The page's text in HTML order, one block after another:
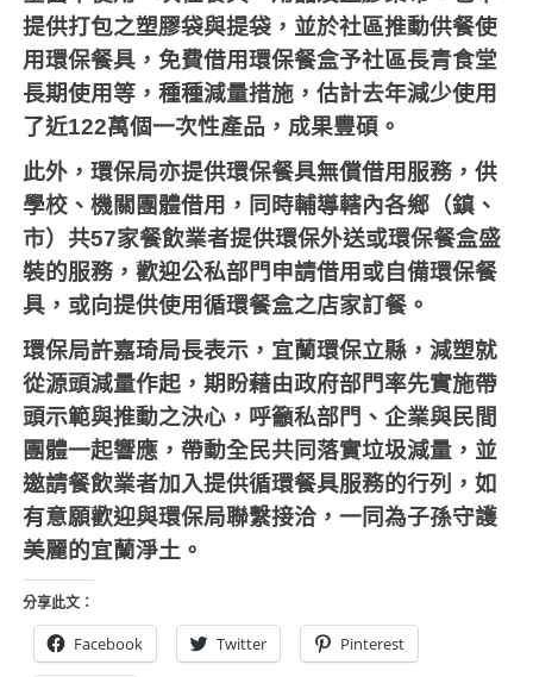
提供打包之塑膠袋與提袋，並於社區推動供餐使
用環保餐具，免費借用環保餐盒予社區長青食堂
長期使用等，種種減量措施，估計去年減少使用
了近122萬個一次性產品，成果豐碩。
此外，環保局亦提供環保餐具無償借用服務，供
學校、機關團體借用，同時輔導轄內各鄉（鎮、
市）共57家餐飲業者提供環保外送或環保餐盒盛
裝的服務，歡迎公私部門申請借用或自備環保餐
具，或向提供使用循環餐盒之店家訂餐。
環保局許嘉琦局長表示，宜蘭環保立縣，減塑就
從源頭減量作起，期盼藉由政府部門率先實施帶
頭示範與推動之決心，呼籲私部門、企業與民間
團體一起響應，帶動全民共同落實垃圾減量，並
邀請餐飲業者加入提供循環餐具服務的行列，如
有意願歡迎與環保局聯繫接洽，一同為子孫守護
美麗的宜蘭淨土。
分享此文：
Facebook Twitter Pinterest